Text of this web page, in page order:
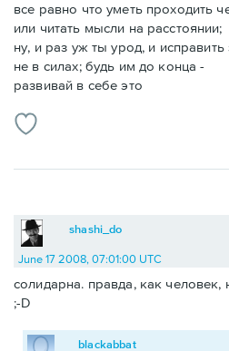
все равно что уметь проходить
или читать мысли на расстоянии;
ну, и раз уж ты урод, и исправить
не в силах; будь им до конца -
развивай в себе это
shashi_do
June 17 2008, 07:01:00 UTC
солидарна. правда, как человек,
;-D
blackabbat